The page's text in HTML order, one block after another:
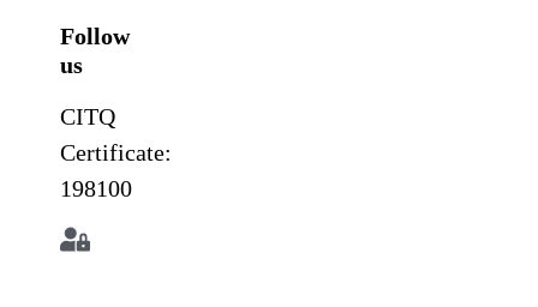
Follow
us
CITQ
Certificate:
198100